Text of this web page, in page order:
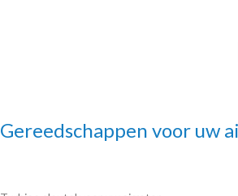
Gereedschappen voor uw